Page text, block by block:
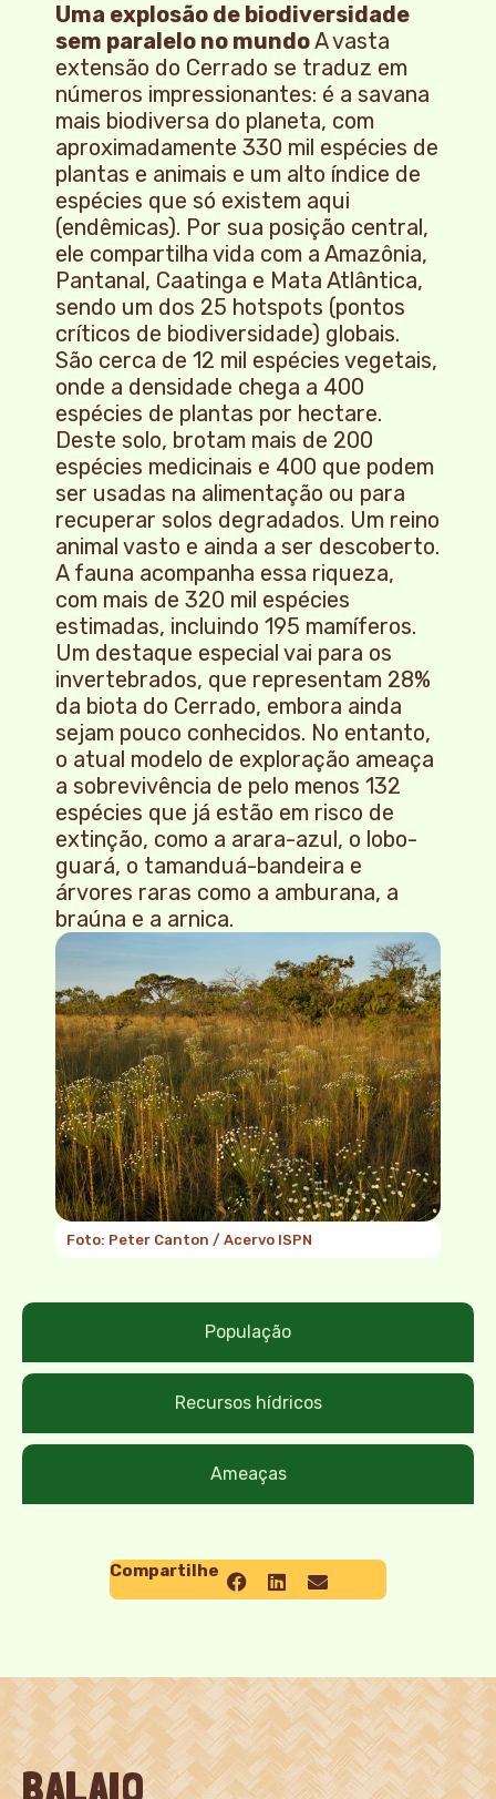
População
Recursos hídricos
Ameaças
Uma explosão de biodiversidade
sem paralelo no mundoA vasta
extensão do Cerrado se traduz em
números impressionantes: é a savana
mais biodiversa do planeta, com
aproximadamente 330 mil espécies de
plantas e animais e um alto índice de
espécies que só existem aqui
(endêmicas). Por sua posição central,
ele compartilha vida com a Amazônia,
Pantanal, Caatinga e Mata Atlântica,
sendo um dos 25 hotspots (pontos
críticos de biodiversidade) globais.
São cerca de 12 mil espécies vegetais,
onde a densidade chega a 400
espécies de plantas por hectare.
Deste solo, brotam mais de 200
espécies medicinais e 400 que podem
ser usadas na alimentação ou para
recuperar solos degradados. Um reino
animal vasto e ainda a ser descoberto.
A fauna acompanha essa riqueza,
com mais de 320 mil espécies
estimadas, incluindo 195 mamíferos.
Um destaque especial vai para os
invertebrados, que representam 28%
da biota do Cerrado, embora ainda
sejam pouco conhecidos. No entanto,
o atual modelo de exploração ameaça
a sobrevivência de pelo menos 132
espécies que já estão em risco de
extinção, como a arara-azul, o lobo-
guará, o tamanduá-bandeira e
árvores raras como a amburana, a
braúna e a arnica.
Foto: Peter Canton / Acervo ISPN
Compartilhe
BALAIO